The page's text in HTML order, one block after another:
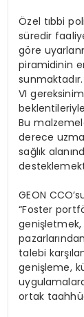
Özel tıbbi
süredir
göre
piramidinin
sunmaktadı
VI
Bu
derece
sağlık
GEON
“Fosterportf
genişletmek,
talebi
genişleme,
ortak